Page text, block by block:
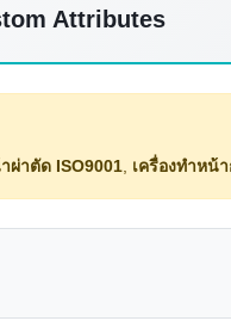
Attributes
ผ่าตัด ISO9001 เครื่องทำหน้